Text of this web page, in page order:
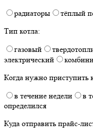
радиаторы
тёплый
Тип котла:
газовый
электрический
Когда нужно приступить
в течение недели
в
определился
Куда отправить прайс-